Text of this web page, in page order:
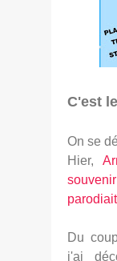
C'est
On se
Hier,
Du
j'ai